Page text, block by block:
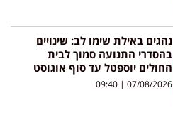
נהגים באילת שימו לב: שינויים
בהסדרי התנועה סמוך לבית
החולים יוספטל עד סוף אוגוסט
07/08/2026